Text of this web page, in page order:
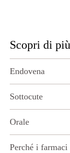
Scopri di più
Endovena
Sottocute
Orale
Perché i